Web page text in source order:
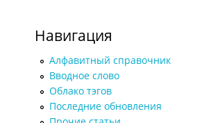
Навигация
Алфавитный справочник
Вводное слово
Облако тэгов
Последние обновления